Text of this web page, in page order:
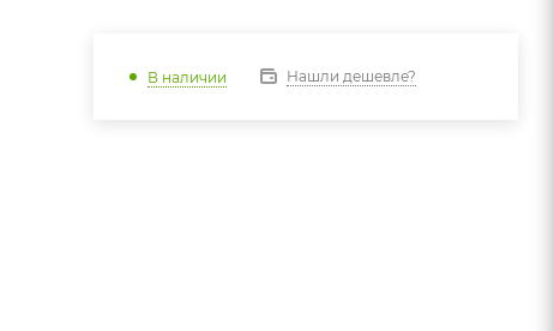
В наличии Нашли дешевле?